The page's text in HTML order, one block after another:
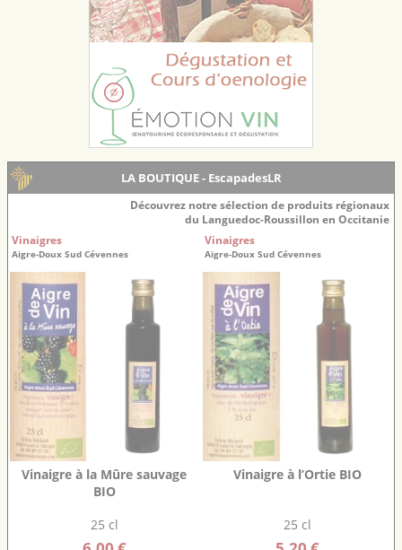
LA BOUTIQUE - EscapadesLR
Découvrez notre sélection de produits régionaux
du Languedoc-Roussillon en Occitanie
Vinaigres
Aigre-Doux Sud Cévennes
Vinaigre à la Mûre sauvage
BIO
25 cl
Vinaigres
Aigre-Doux Sud Cévennes
Vinaigre à l’Ortie BIO
25 cl